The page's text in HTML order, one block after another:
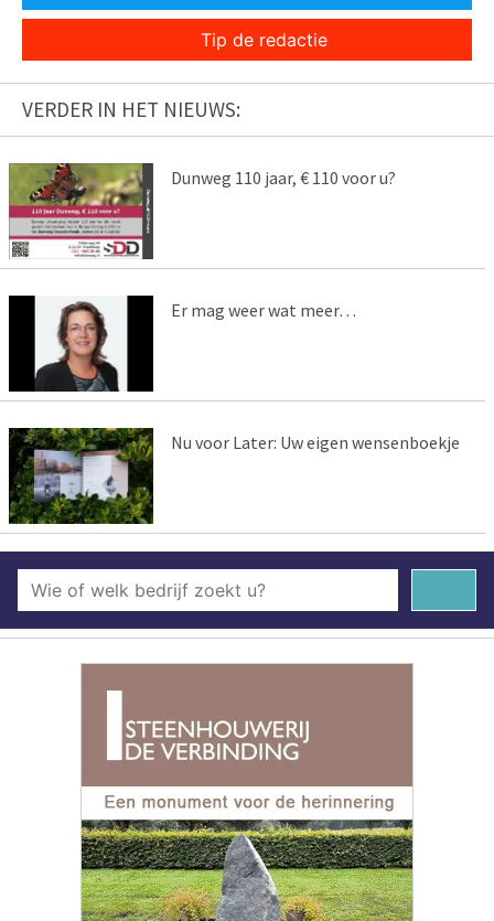
Tip de redactie
VERDER IN HET NIEUWS:
Dunweg 110 jaar, € 110 voor u?
Er mag weer wat meer…
Nu voor Later: Uw eigen wensenboekje